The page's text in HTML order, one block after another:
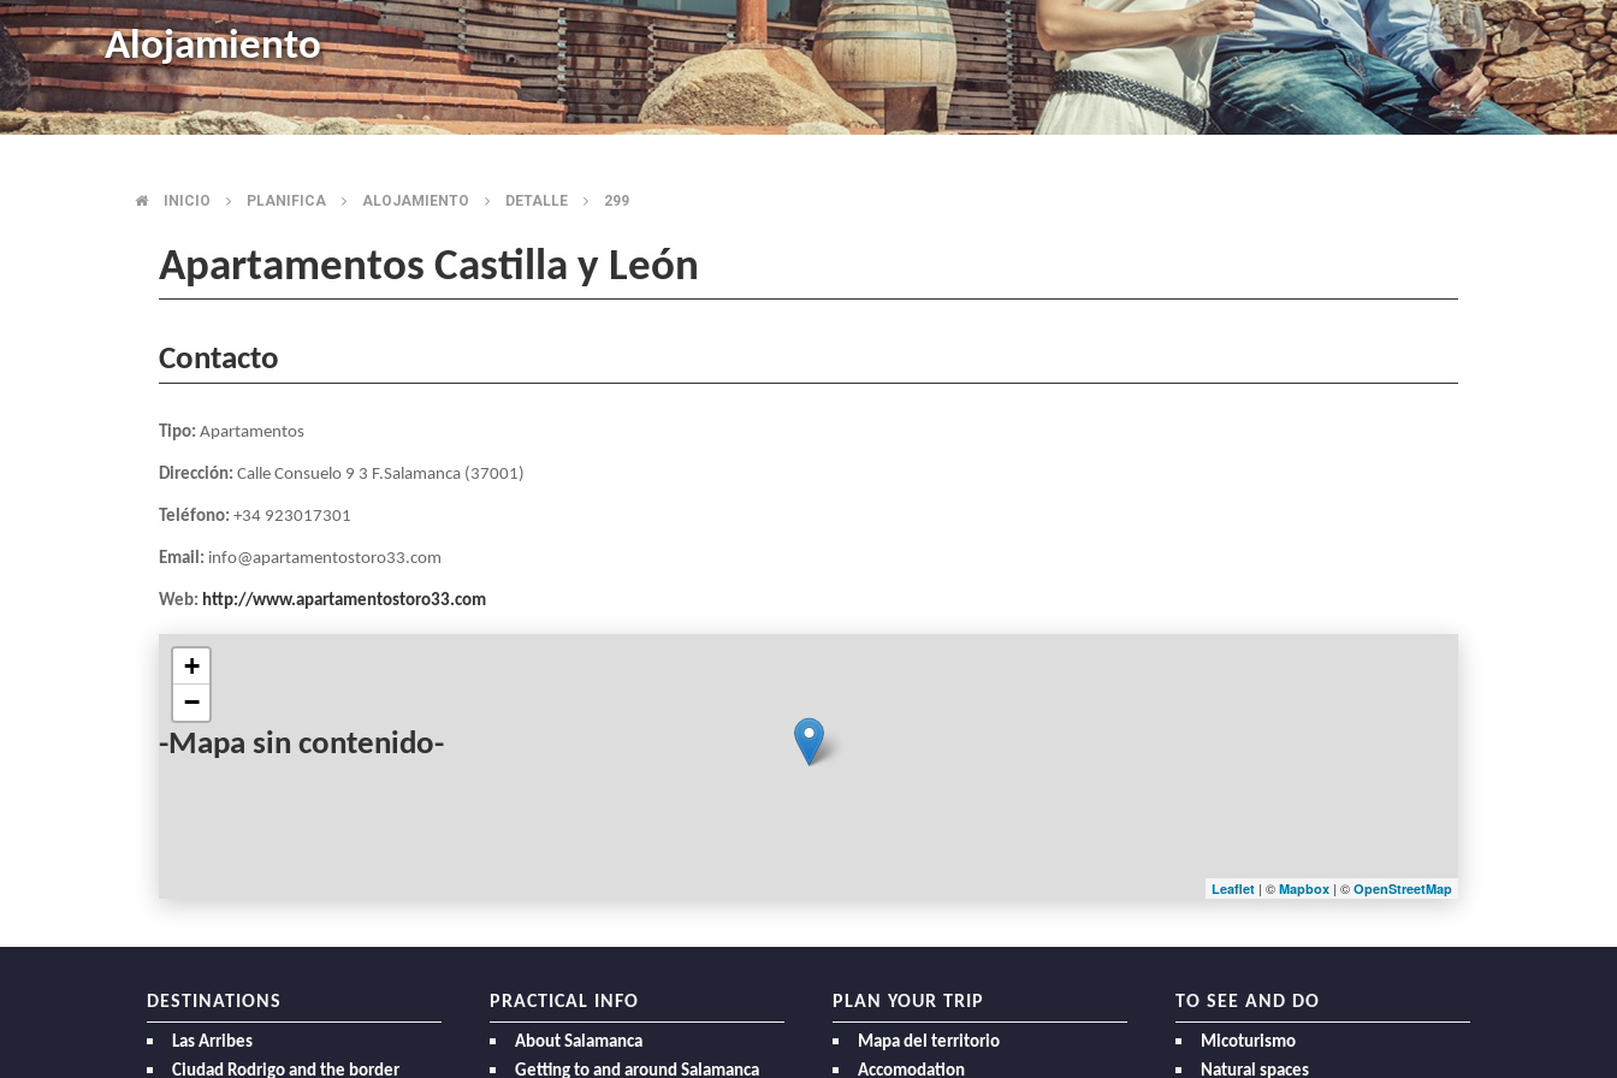
Alojamiento
BREADCRUMB
INICIO PLANIFICA ALOJAMIENTO DETALLE 299
Apartamentos Castilla y León
Contacto
Tipo: Apartamentos
Dirección: Calle Consuelo 9 3 F.Salamanca (37001)
Teléfono: +34 923017301
Email: info@apartamentostoro33.com
Web: http://www.apartamentostoro33.com
-Mapa sin contenido-
+
−
Leaflet | © Mapbox | © OpenStreetMap
DESTINATIONS
Las Arribes
Ciudad Rodrigo and the border
PRACTICAL INFO
About Salamanca
Getting to and around Salamanca
PLAN YOUR TRIP
Mapa del territorio
Accomodation
TO SEE AND DO
Micoturismo
Natural spaces